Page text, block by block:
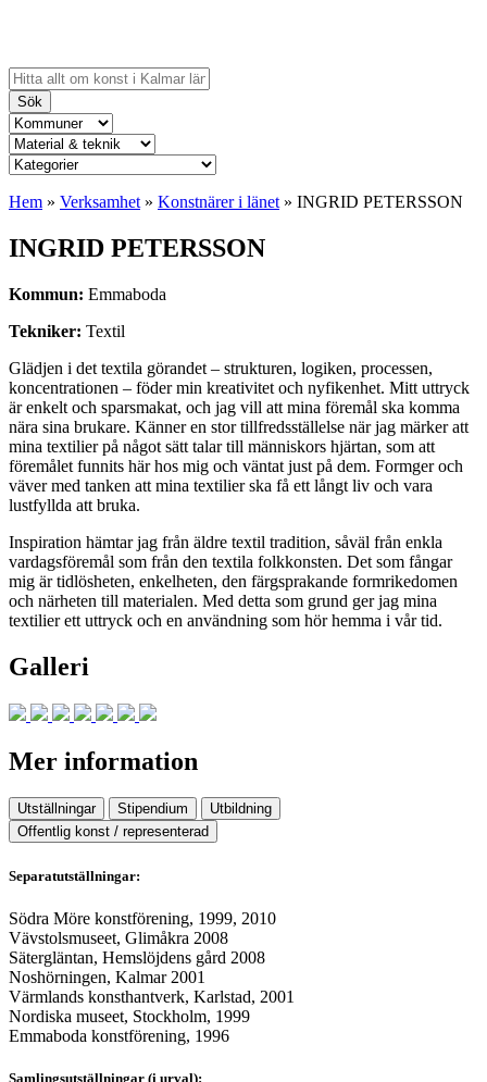
Sök
Hem » Verksamhet » Konstnärer i länet » INGRID PETERSSON
INGRID PETERSSON
Kommun: Emmaboda
Tekniker: Textil
Glädjen i det textila görandet – strukturen, logiken, processen,
koncentrationen – föder min kreativitet och nyfikenhet. Mitt uttryck
är enkelt och sparsmakat, och jag vill att mina föremål ska komma
nära sina brukare. Känner en stor tillfredsställelse när jag märker att
mina textilier på något sätt talar till människors hjärtan, som att
föremålet funnits här hos mig och väntat just på dem. Formger och
väver med tanken att mina textilier ska få ett långt liv och vara
lustfyllda att bruka.
Inspiration hämtar jag från äldre textil tradition, såväl från enkla
vardagsföremål som från den textila folkkonsten. Det som fångar
mig är tidlösheten, enkelheten, den färgsprakande formrikedomen
och närheten till materialen. Med detta som grund ger jag mina
textilier ett uttryck och en användning som hör hemma i vår tid.
Galleri
Mer information
Utställningar Stipendium
Utbildning
Offentlig konst / representerad
Separatutställningar:
Södra Möre konstförening, 1999, 2010
Vävstolsmuseet, Glimåkra 2008
Sätergläntan, Hemslöjdens gård 2008
Noshörningen, Kalmar 2001
Värmlands konsthantverk, Karlstad, 2001
Nordiska museet, Stockholm, 1999
Emmaboda konstförening, 1996
Samlingsutställningar (i urval):